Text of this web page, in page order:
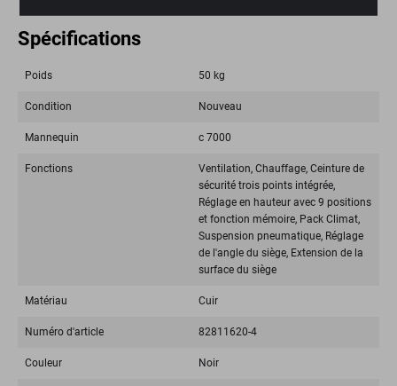
Spécifications
Poids 50 kg
Condition Nouveau
Mannequin c 7000
Fonctions
Ventilation, Chauffage, Ceinture de
sécurité trois points intégrée,
Réglage en hauteur avec 9 positions
et fonction mémoire, Pack Climat,
Suspension pneumatique, Réglage
de l'angle du siège, Extension de la
surface du siège
Matériau Cuir
Numéro d'article 82811620-4
Couleur Noir